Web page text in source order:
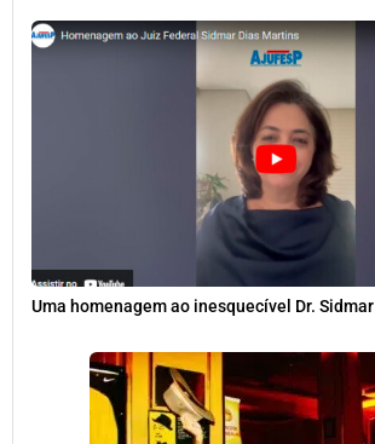
Uma homenagem ao inesquecível Dr. Sidmar